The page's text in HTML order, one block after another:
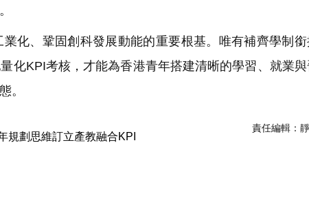
化、鞏固創科發展動能的重要根基。唯有補齊學制
化KPI考核，才能為香港青年搭建清晰的學習、就業
。
責任編輯：